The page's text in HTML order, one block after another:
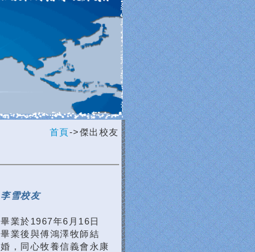
首頁->傑出校友
李雪校友
畢業於1967年6月16日
畢業後與傅鴻澤牧師結
婚，同心牧養信義會永康